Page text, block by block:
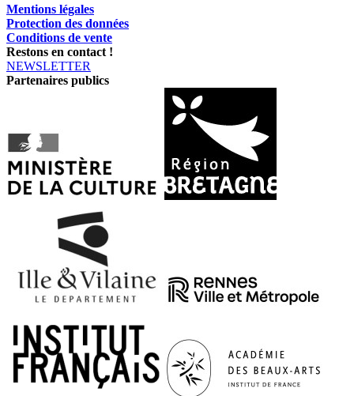
Mentions légales
Protection des données
Conditions de vente
Restons en contact !
NEWSLETTER
Partenaires publics